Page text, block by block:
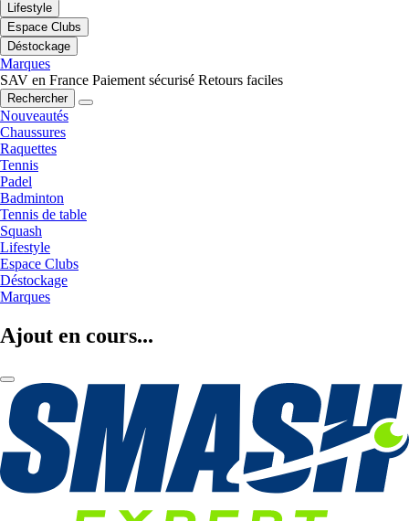
Lifestyle
Espace Clubs
Déstockage
Marques
SAV en France Paiement sécurisé Retours faciles
Rechercher
Nouveautés
Chaussures
Raquettes
Tennis
Padel
Badminton
Tennis de table
Squash
Lifestyle
Espace Clubs
Déstockage
Marques
Ajout en cours...